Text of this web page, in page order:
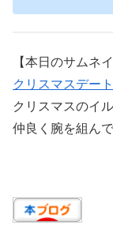
【本日のサムネイ
クリスマスデー
クリスマスのイ
仲良く腕を組ん